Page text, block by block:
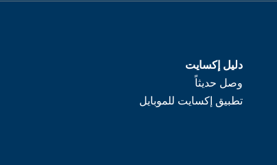
دليل إكسايت
وصل حديثاً
تطبيق إكسايت للموبايل